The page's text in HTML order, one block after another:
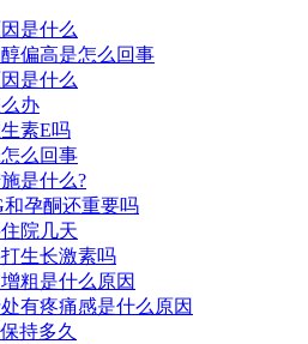
是什么
偏高是怎么回事
是什么
办
素E吗
么回事
是什么?
孕酮还重要吗
院几天
生长激素吗
粗是什么原因
有疼痛感是什么原因
持多久